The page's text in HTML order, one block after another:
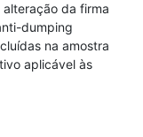
da firma
dumping
na amostra
aplicável às